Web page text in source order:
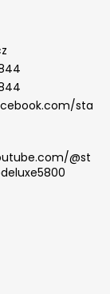
sta
@st